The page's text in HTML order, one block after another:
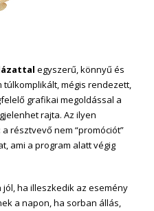
egyszerű, könnyű és
mégis rendezett,
grafikai megoldással a
rajta. Az ilyen
résztvevő nem “promóciót”
ami a program alatt végig
ha illeszkedik az esemény
a napon, ha sorban állás,